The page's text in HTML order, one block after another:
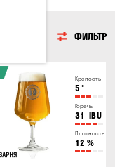
ФИЛЬТР
Крепость
5 °
Горечь
31 IBU
Плотность
12 %